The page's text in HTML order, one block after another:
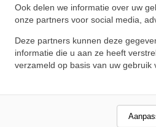
Ook delen we informatie over uw
onze partners voor social media,
Deze partners kunnen deze
informatie die u aan ze heeft
verzameld op basis van uw gebruik
Schrijf een